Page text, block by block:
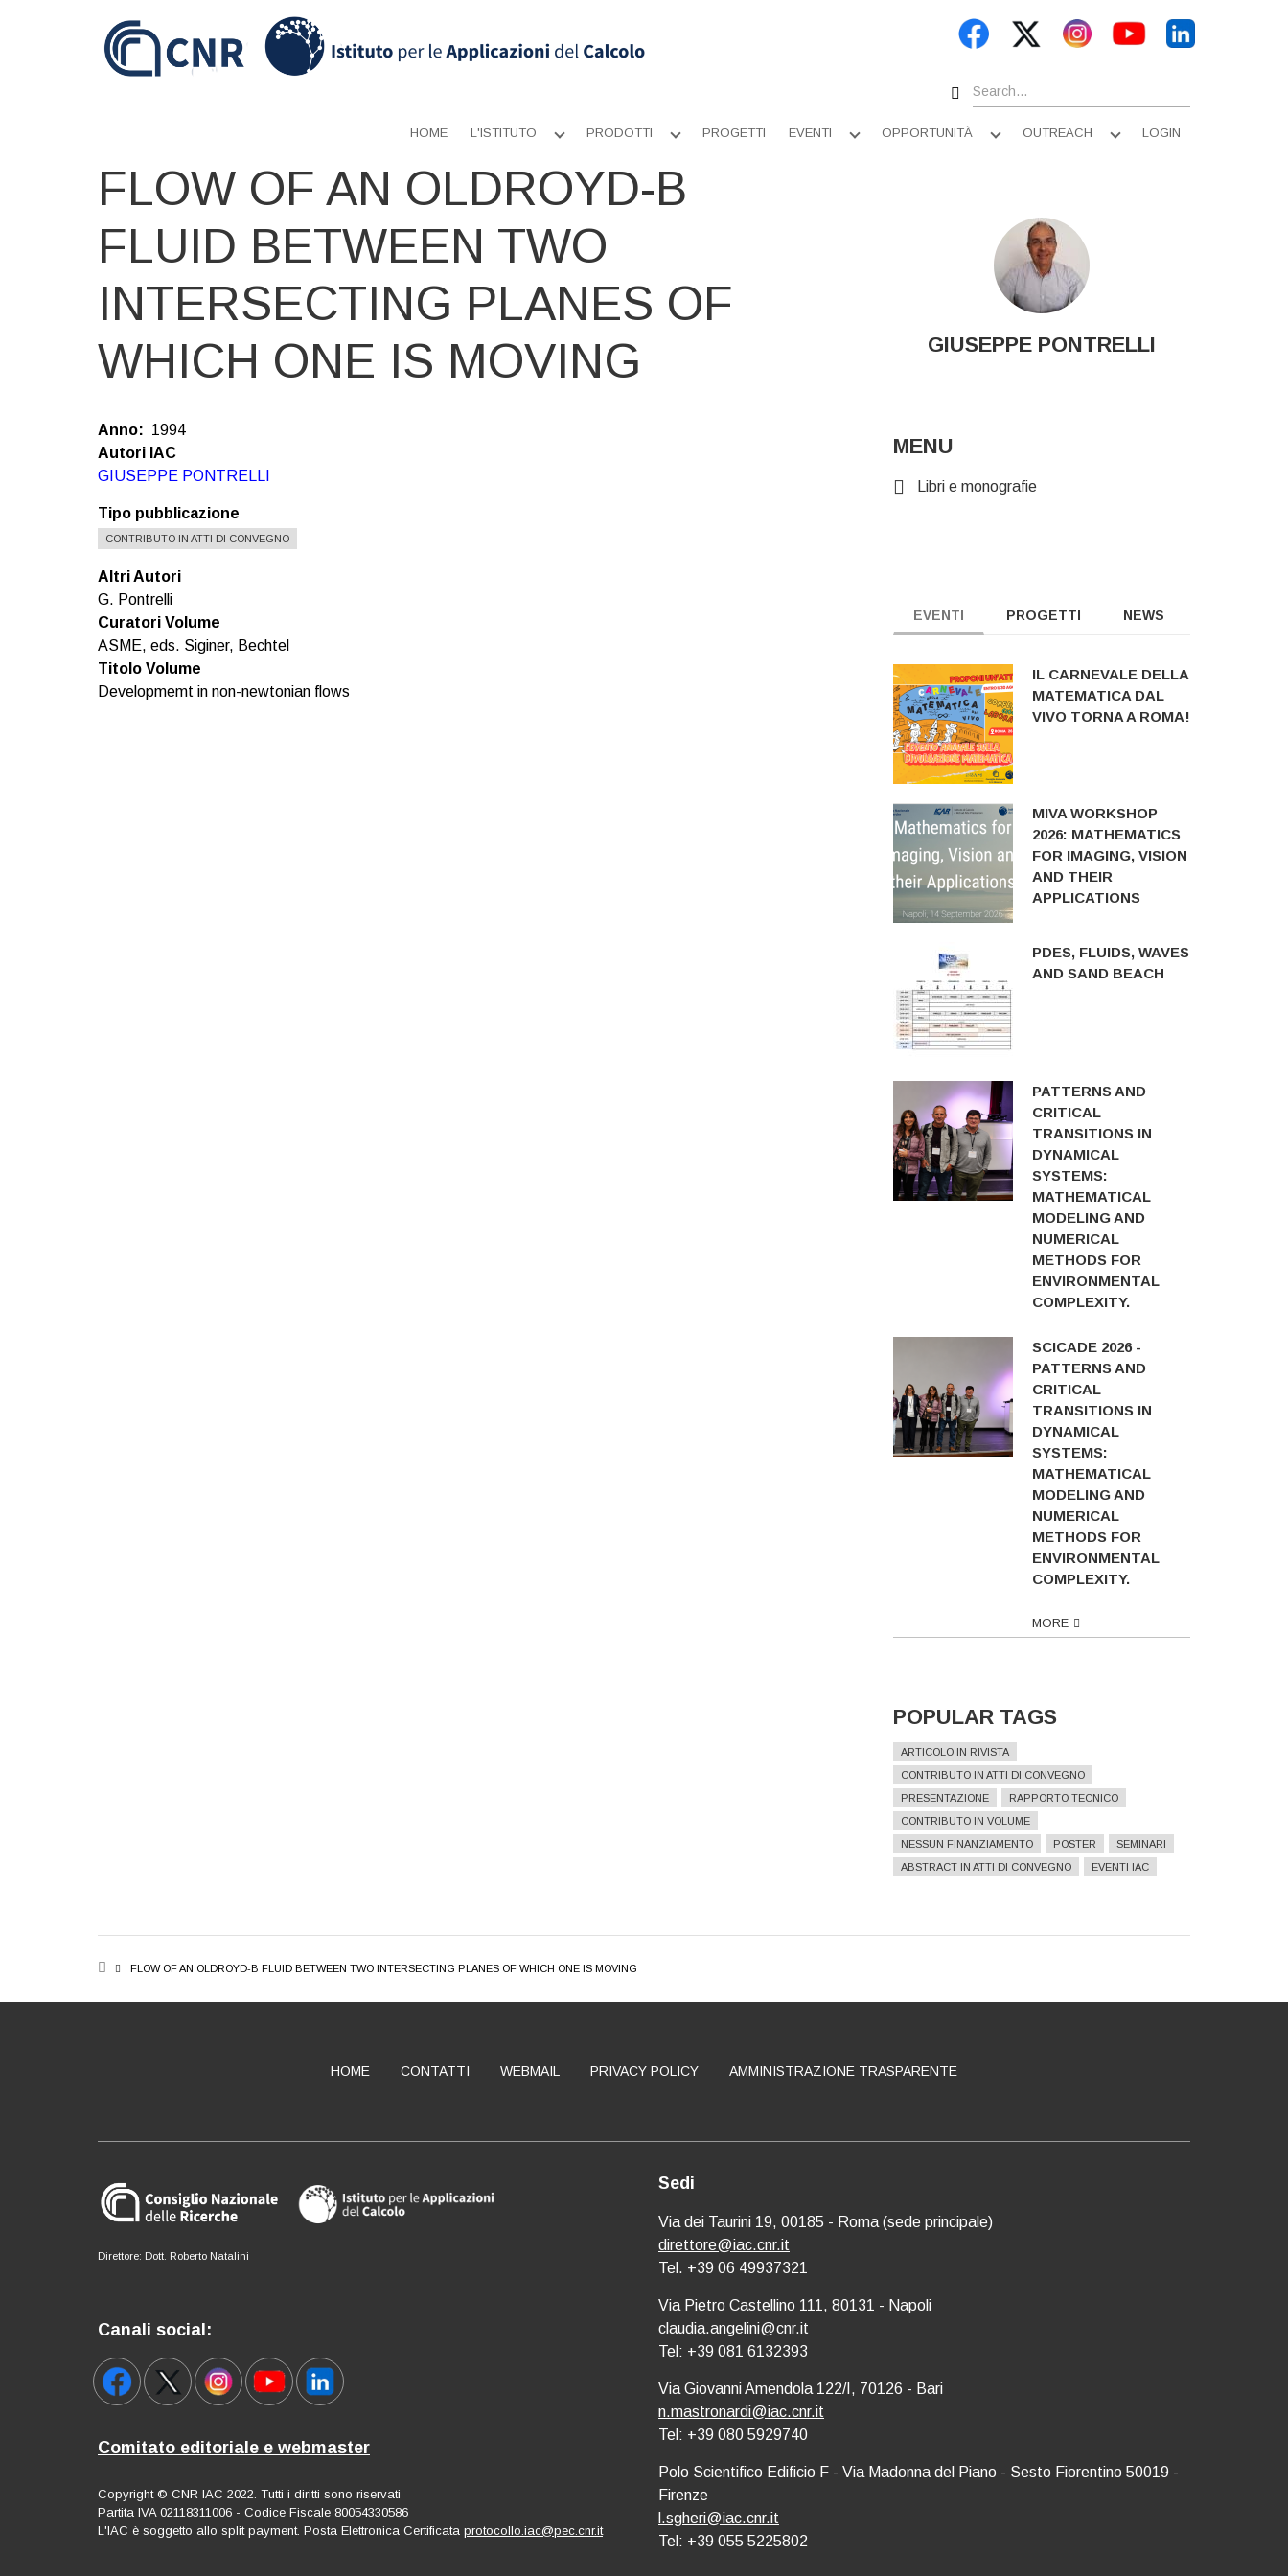
Search
HOME L'ISTITUTO
Apri
PRODOTTI
Apri
PROGETTI EVENTI
Apri
OPPORTUNITÀ
Apri
OUTREACH
Apri
LOGIN
FLOW OF AN OLDROYD-B
FLUID BETWEEN TWO
INTERSECTING PLANES OF
WHICH ONE IS MOVING
Anno
1994
Autori IAC
GIUSEPPE PONTRELLI
Tipo pubblicazione
CONTRIBUTO IN ATTI DI CONVEGNO
Altri Autori
G. Pontrelli
Curatori Volume
ASME, eds. Siginer, Bechtel
Titolo Volume
Developmemt in non-newtonian flows
GIUSEPPE PONTRELLI
MENU
Libri e monografie
EVENTI PROGETTI NEWS
IL CARNEVALE DELLA
MATEMATICA DAL
VIVO TORNA A ROMA!
MIVA WORKSHOP
2026: MATHEMATICS
FOR IMAGING, VISION
AND THEIR
APPLICATIONS
PDES, FLUIDS, WAVES
AND SAND BEACH
PATTERNS AND
CRITICAL
TRANSITIONS IN
DYNAMICAL
SYSTEMS:
MATHEMATICAL
MODELING AND
NUMERICAL
METHODS FOR
ENVIRONMENTAL
COMPLEXITY.
SCICADE 2026 -
PATTERNS AND
CRITICAL
TRANSITIONS IN
DYNAMICAL
SYSTEMS:
MATHEMATICAL
MODELING AND
NUMERICAL
METHODS FOR
ENVIRONMENTAL
COMPLEXITY.
MORE
POPULAR TAGS
ARTICOLO IN RIVISTA
CONTRIBUTO IN ATTI DI CONVEGNO
PRESENTAZIONE
RAPPORTO TECNICO
CONTRIBUTO IN VOLUME
NESSUN FINANZIAMENTO
POSTER
SEMINARI
ABSTRACT IN ATTI DI CONVEGNO
EVENTI IAC
BREADCRUMB
FLOW OF AN OLDROYD-B FLUID BETWEEN TWO INTERSECTING PLANES OF WHICH ONE IS MOVING
HOME CONTATTI WEBMAIL PRIVACY POLICY AMMINISTRAZIONE TRASPARENTE
Direttore: Dott. Roberto Natalini
Canali social:
Comitato editoriale e webmaster
Copyright © CNR IAC 2022. Tutti i diritti sono riservati
Partita IVA 02118311006 - Codice Fiscale 80054330586
L'IAC è soggetto allo split payment. Posta Elettronica Certificata protocollo.iac@pec.cnr.it
Sedi
Via dei Taurini 19, 00185 - Roma (sede principale)
direttore@iac.cnr.it
Tel. +39 06 49937321
Via Pietro Castellino 111, 80131 - Napoli
claudia.angelini@cnr.it
Tel: +39 081 6132393
Via Giovanni Amendola 122/I, 70126 - Bari
n.mastronardi@iac.cnr.it
Tel: +39 080 5929740
Polo Scientifico Edificio F - Via Madonna del Piano - Sesto Fiorentino 50019 -
Firenze
l.sgheri@iac.cnr.it
Tel: +39 055 5225802